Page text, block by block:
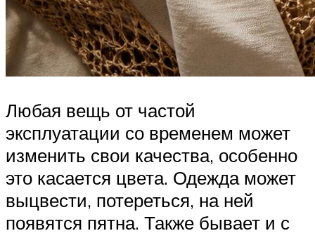
Любая вещь от частой
эксплуатации со временем может
изменить свои качества, особенно
это касается цвета. Одежда может
выцвести, потереться, на ней
появятся пятна. Также бывает и с